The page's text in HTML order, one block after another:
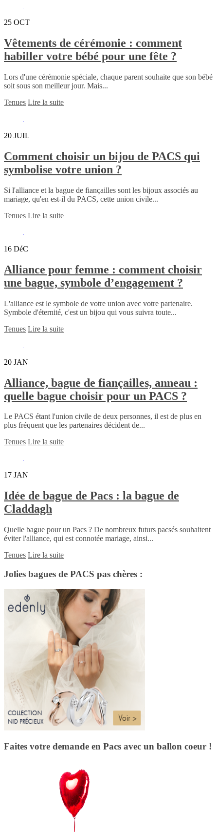
25 OCT
Vêtements de cérémonie : comment
habiller votre bébé pour une fête ?
Lors d'une cérémonie spéciale, chaque parent souhaite que son bébé
soit sous son meilleur jour. Mais...
Tenues Lire la suite
20 JUIL
Comment choisir un bijou de PACS qui
symbolise votre union ?
Si l'alliance et la bague de fiançailles sont les bijoux associés au
mariage, qu'en est-il du PACS, cette union civile...
Tenues Lire la suite
16 DéC
Alliance pour femme : comment choisir
une bague, symbole d’engagement ?
L'alliance est le symbole de votre union avec votre partenaire.
Symbole d'éternité, c'est un bijou qui vous suivra toute...
Tenues Lire la suite
20 JAN
Alliance, bague de fiançailles, anneau :
quelle bague choisir pour un PACS ?
Le PACS étant l'union civile de deux personnes, il est de plus en
plus fréquent que les partenaires décident de...
Tenues Lire la suite
17 JAN
Idée de bague de Pacs : la bague de
Claddagh
Quelle bague pour un Pacs ? De nombreux futurs pacsés souhaitent
éviter l'alliance, qui est connotée mariage, ainsi...
Tenues Lire la suite
Jolies bagues de PACS pas chères :
Faites votre demande en Pacs avec un ballon coeur !